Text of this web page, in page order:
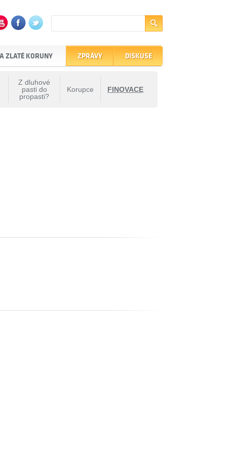
ZLATÉ KORUNY
Z dluhové
pasti do
propasti?
Korupce FINOVACE
ZPRÁVY DISKUSE